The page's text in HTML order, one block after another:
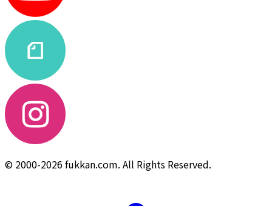
© 2000-2026 fukkan.com. All Rights Reserved.